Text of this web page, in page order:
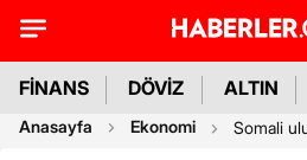
FİNANS DÖVİZ ALTIN
Anasayfa Ekonomi Somali